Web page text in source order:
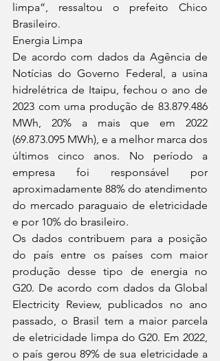
limpa”, ressaltou o prefeito Chico
Brasileiro.
Energia Limpa
De acordo com dados da Agência de
Notícias do Governo Federal, a usina
hidrelétrica de Itaipu, fechou o ano de
2023 com uma produção de 83.879.486
MWh, 20% a mais que em 2022
(69.873.095 MWh), e a melhor marca dos
últimos cinco anos. No período a
empresa foi responsável por
aproximadamente 88% do atendimento
do mercado paraguaio de eletricidade
e por 10% do brasileiro.
Os dados contribuem para a posição
do país entre os países com maior
produção desse tipo de energia no
G20. De acordo com dados da Global
Electricity Review, publicados no ano
passado, o Brasil tem a maior parcela
de eletricidade limpa do G20. Em 2022,
o país gerou 89% de sua eletricidade a